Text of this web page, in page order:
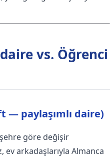
vs. Öğrenci
— paylaşımlı daire)
şehre göre değişir
ev arkadaşlarıyla Almanca